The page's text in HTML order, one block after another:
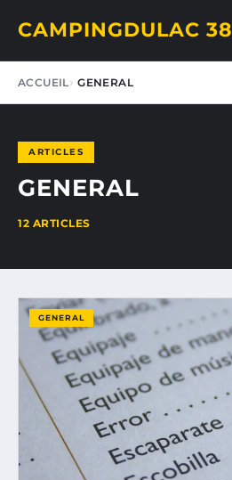
CAMPINGDULAC 38
ACCUEIL GENERAL
ARTICLES
GENERAL
12 ARTICLES
GENERAL